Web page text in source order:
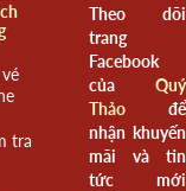
tra
Theo dõi
trang
Facebook
của Quý
Thảođể
nhận khuyến
mãi và tin
tức mới